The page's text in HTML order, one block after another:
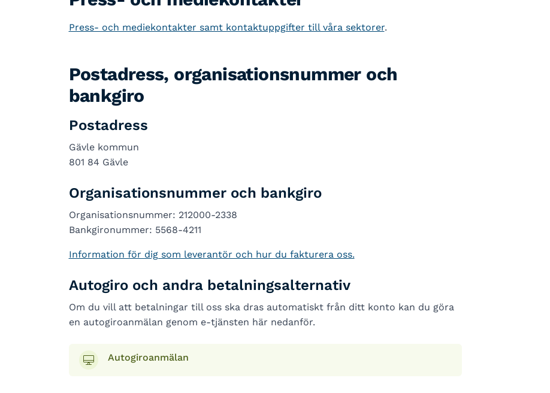
Press- och mediekontakter samt kontaktuppgifter till våra sektorer.
Postadress, organisationsnummer och
bankgiro
Postadress
Gävle kommun
801 84 Gävle
Organisationsnummer och bankgiro
Organisationsnummer: 212000-2338
Bankgironummer: 5568-4211
Information för dig som leverantör och hur du fakturera oss.
Autogiro och andra betalningsalternativ
Om du vill att betalningar till oss ska dras automatiskt från ditt konto kan du göra
en autogiroanmälan genom e-tjänsten här nedanför.
Autogiroanmälan